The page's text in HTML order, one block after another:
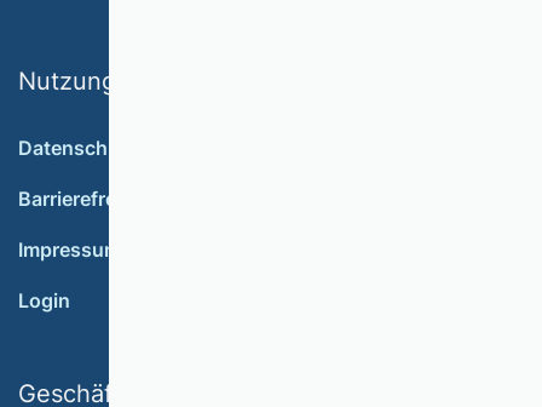
Nutzungsbedingungen
Datenschutz
Barrierefreiheit
Impressum
Login
Geschäftsstelle